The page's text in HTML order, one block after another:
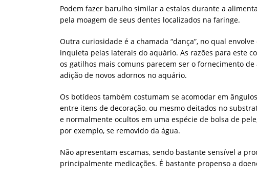
Podem fazer barulho similar a estalos durante a
pela moagem de seus dentes localizados na faringe.
Outra curiosidade é a chamada “dança”, no qual
inquieta pelas laterais do aquário. As razões para este
os gatilhos mais comuns parecem ser o fornecimento
adição de novos adornos no aquário.
Os botídeos também costumam se acomodar em
entre itens de decoração, ou mesmo deitados no
e normalmente ocultos em uma espécie de bolsa de
por exemplo, se removido da água.
Não apresentam escamas, sendo bastante sensível a
principalmente medicações. É bastante propenso a